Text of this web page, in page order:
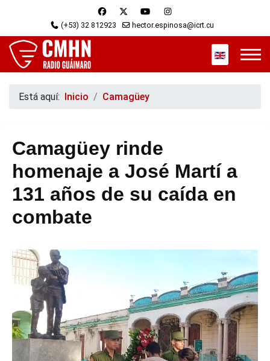
(+53) 32 812923 hector.espinosa@icrt.cu
Seleccione
Está aquí: Inicio Camagüey
Camagüey rinde
homenaje a José Martí a
131 años de su caída en
combate